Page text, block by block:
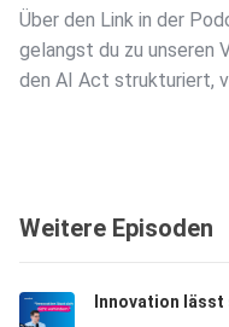
Über den Link in der
gelangst du zu unseren
den AI Act strukturiert,
Weitere Episoden
Innovation